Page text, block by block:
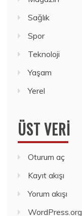
Sağlık
Spor
Teknoloji
Yaşam
Yerel
ÜST VERI
Oturum aç
Kayıt akışı
Yorum akışı
WordPress.org